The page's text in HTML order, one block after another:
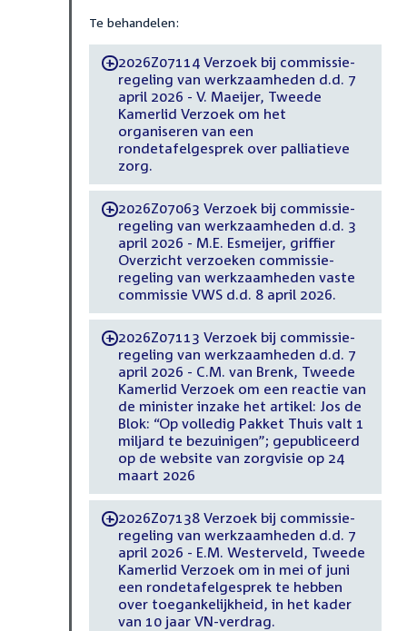
Te behandelen:
-2026Z07114 Verzoek bij commissie-
regeling van werkzaamheden d.d. 7
april 2026 - V. Maeijer, Tweede
Kamerlid Verzoek om het
organiseren van een
rondetafelgesprek over palliatieve
zorg.
-2026Z07063 Verzoek bij commissie-
regeling van werkzaamheden d.d. 3
april 2026 - M.E. Esmeijer, griffier
Overzicht verzoeken commissie-
regeling van werkzaamheden vaste
commissie VWS d.d. 8 april 2026.
-2026Z07113 Verzoek bij commissie-
regeling van werkzaamheden d.d. 7
april 2026 - C.M. van Brenk, Tweede
Kamerlid Verzoek om een reactie van
de minister inzake het artikel: Jos de
Blok: “Op volledig Pakket Thuis valt 1
miljard te bezuinigen”; gepubliceerd
op de website van zorgvisie op 24
maart 2026
-2026Z07138 Verzoek bij commissie-
regeling van werkzaamheden d.d. 7
april 2026 - E.M. Westerveld, Tweede
Kamerlid Verzoek om in mei of juni
een rondetafelgesprek te hebben
over toegankelijkheid, in het kader
van 10 jaar VN-verdrag.